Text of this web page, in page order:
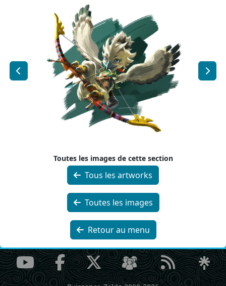
Toutes les images de cette section
Tous les artworks
Toutes les images
Retour au menu